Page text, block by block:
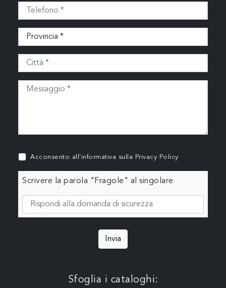
Acconsento all'informativa sulla Privacy Policy
Scrivere la parola "Fragole" al singolare
Invia
Sfoglia i cataloghi: